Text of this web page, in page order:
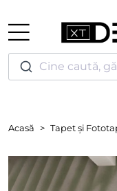
Cine caută,
Acasă Tapet și